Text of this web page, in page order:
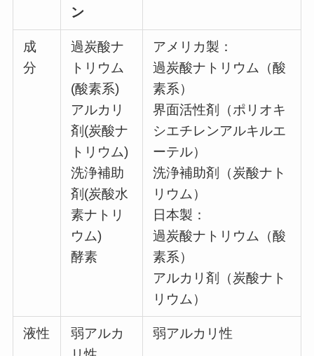
ン
成
分
過炭酸ナ
トリウム
(酸素系)
アルカリ
剤(炭酸ナ
トリウム)
洗浄補助
剤(炭酸水
素ナトリ
ウム)
酵素
アメリカ製：
過炭酸ナトリウム（酸
素系）
界面活性剤（ポリオキ
シエチレンアルキルエ
ーテル）
洗浄補助剤（炭酸ナト
リウム）
日本製：
過炭酸ナトリウム（酸
素系）
アルカリ剤（炭酸ナト
リウム）
液性
弱アルカ
弱アルカリ性